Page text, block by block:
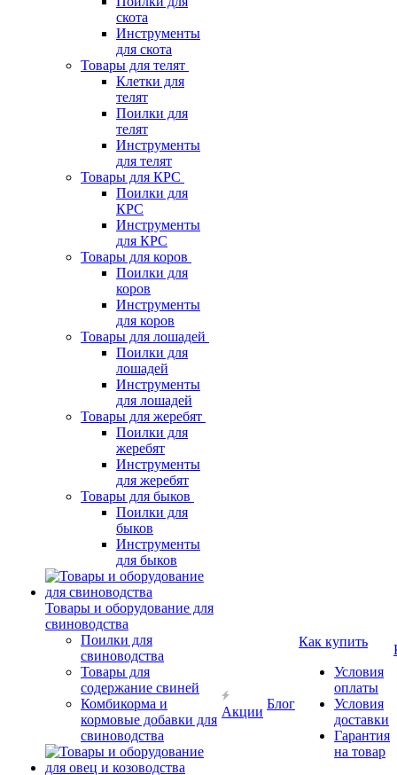
скота
Инструменты
для скота
Товары для телят
Клетки для
телят
Поилки для
телят
Инструменты
для телят
Товары для КРС
Поилки для
КРС
Инструменты
для КРС
Товары для коров
Поилки для
коров
Инструменты
для коров
Товары для лошадей
Поилки для
лошадей
Инструменты
для лошадей
Товары для жеребят
Поилки для
жеребят
Инструменты
для жеребят
Товары для быков
Поилки для
быков
Инструменты
для быков
Товары и оборудование для
свиноводства
Поилки для
свиноводства
Товары для
содержание свиней
Комбикорма и
кормовые добавки для
свиноводства
Акции
Блог
Как купить
Условия
оплаты
Условия
доставки
Гарантия
на товар